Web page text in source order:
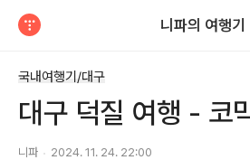
니파의 여행기
국내여행기/대구
대구 덕질 여행 - 코
니파 2024. 11. 24. 22:00